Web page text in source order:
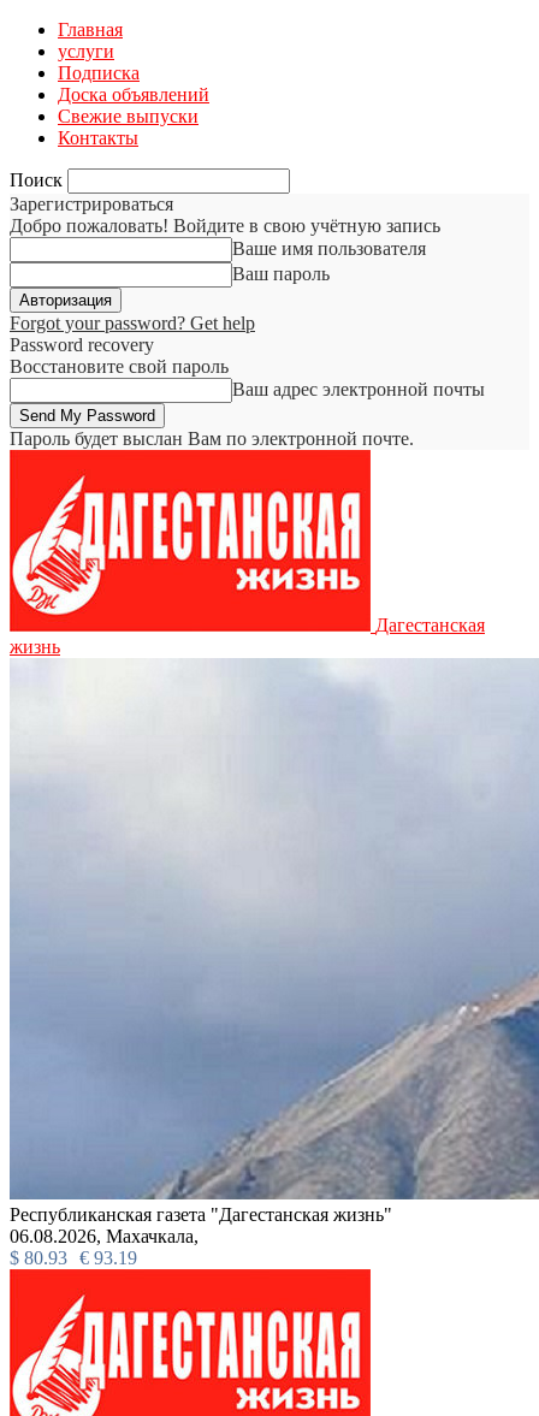
Главная
услуги
Подписка
Доска объявлений
Свежие выпуски
Контакты
Поиск
Зарегистрироваться
Добро пожаловать! Войдите в свою учётную запись
Ваше имя пользователя
Ваш пароль
Forgot your password? Get help
Password recovery
Восстановите свой пароль
Ваш адрес электронной почты
Пароль будет выслан Вам по электронной почте.
Дагестанская
жизнь
Республиканская газета "Дагестанская жизнь"
06.08.2026, Махачкала,
$ 80.93 € 93.19